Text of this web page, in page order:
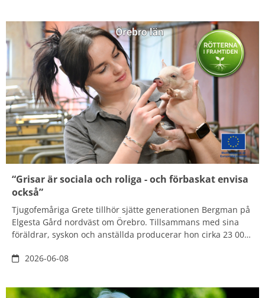
“Grisar är sociala och roliga - och förbaskat envisa
också”
Tjugofemåriga Grete tillhör sjätte generationen Bergman på
Elgesta Gård nordväst om Örebro. Tillsammans med sina
föräldrar, syskon och anställda producerar hon cirka 23 000
nästan omöjligt, det är grisar för hela slanten som gäller.
2026-06-08